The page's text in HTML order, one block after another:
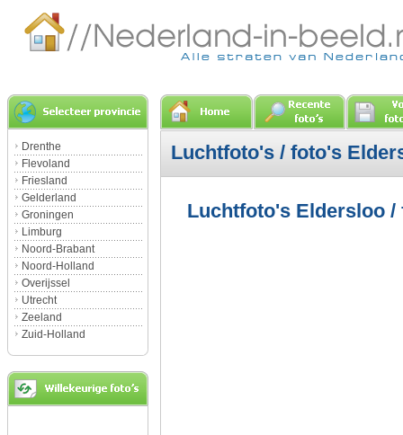
Drenthe
Flevoland
Friesland
Gelderland
Groningen
Limburg
Noord-Brabant
Noord-Holland
Overijssel
Utrecht
Zeeland
Zuid-Holland
Luchtfoto's / foto's
Luchtfoto's Eldersloo